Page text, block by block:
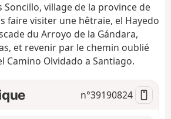
v
i
a
o
n
Soncillo, village de la province de
faire visiter une hêtraie, el Hayedo
du Arroyo de la Gándara,
et revenir par le chemin oublié
Camino Olvidado a Santiago.
n°39190824